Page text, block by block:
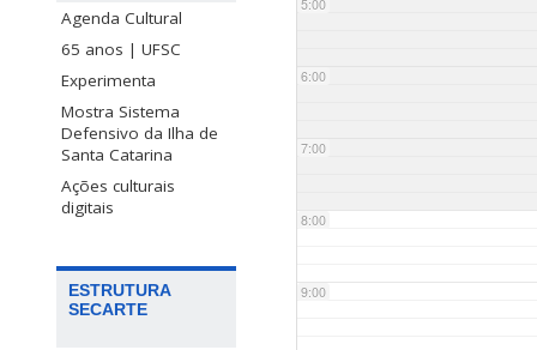
Agenda Cultural
65 anos | UFSC
Experimenta
Mostra Sistema
Defensivo da Ilha de
Santa Catarina
Ações culturais
digitais
ESTRUTURA
SECARTE
5:00
6:00
7:00
8:00
9:00